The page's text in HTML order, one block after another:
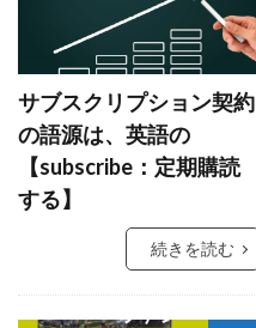
サブスクリプション契約
の語源は、英語の
【subscribe：定期購読
する】
続きを読む